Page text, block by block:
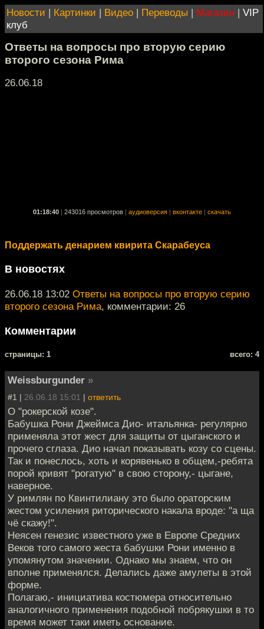
Новости | Картинки | Видео | Переводы | Магазин | VIP
клуб
Ответы на вопросы про вторую серию
второго сезона Рима
26.06.18
01:18:40 243016 просмотров аудиоверсия вконтакте скачать
Поддержать денарием квирита Скарабеуса
В новостях
26.06.18 13:02 Ответы на вопросы про вторую серию
второго сезона Рима, комментарии: 26
Комментарии
cтраницы: 1 всего: 4
Weissburgunder »
#1 | 26.06.18 15:01 | ответить
О "рокерской козе".
Бабушка Рони Джеймса Дио- итальянка- регулярно
применяла этот жест для защиты от цыганского и
прочего сглаза. Дио начал показывать козу со сцены.
Так и понеслось, хоть и корявенько в общем,-ребята
порой кривят "рогатую" в свою сторону,- цыгане,
наверное.
У римлян по Квинтилиану это было ораторским
жестом усиления риторического накала вроде: "а ща
чё скажу!".
Неясен генезис известного уже в Европе Средних
Веков того самого жеста бабушки Рони именно в
упомянутом значении. Однако мы знаем, что он
вполне применялся. Делались даже амулеты в этой
форме.
Полагаю,- инициатива костюмера относительно
аналогичного применения подобной побрякушки в то
время может таки иметь основание.